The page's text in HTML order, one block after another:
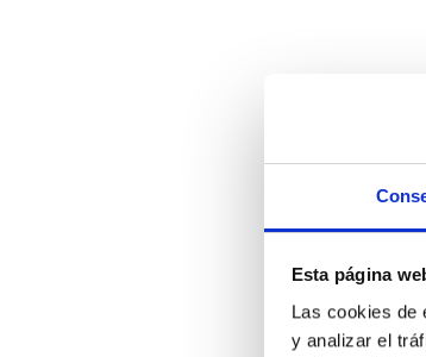
Esta página
Las cookies de
y analizar el